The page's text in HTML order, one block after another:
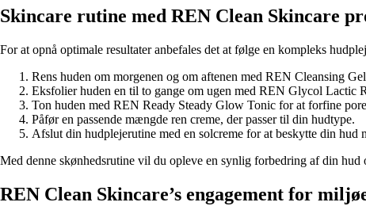
Skincare rutine med REN Clean Skincare
For at opnå optimale resultater anbefales det at følge en kompleks
Rens huden om morgenen og om aftenen med REN Cleansing
Eksfolier huden en til to gange om ugen med REN Glycol Lactic
Ton huden med REN Ready Steady Glow Tonic for at forfine
Påfør en passende mængde ren creme, der passer til din hudtype.
Afslut din hudplejerutine med en solcreme for at beskytte din hud
Med denne skønhedsrutine vil du opleve en synlig forbedring af din hud
REN Clean Skincare’s engagement for